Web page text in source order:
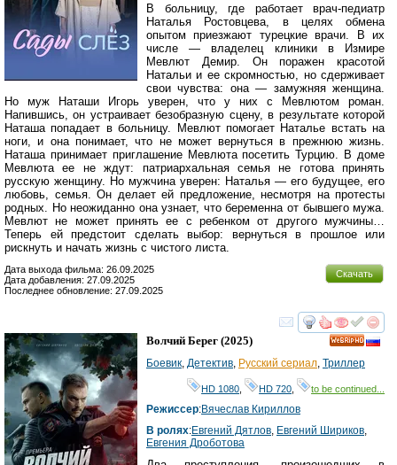
В больницу, где работает врач-педиатр
Наталья Ростовцева, в целях обмена
опытом приезжают турецкие врачи. В их
числе — владелец клиники в Измире
Мевлют Демир. Он поражен красотой
Натальи и ее скромностью, но сдерживает
свои чувства: она — замужняя женщина.
Но муж Наташи Игорь уверен, что у них с Мевлютом роман.
Напившись, он устраивает безобразную сцену, в результате которой
Наташа попадает в больницу. Мевлют помогает Наталье встать на
ноги, и она понимает, что не может вернуться в прежнюю жизнь.
Наташа принимает приглашение Мевлюта посетить Турцию. В доме
Мевлюта ее не ждут: патриархальная семья не готова принять
русскую женщину. Но мужчина уверен: Наталья — его будущее, его
любовь, семья. Он делает ей предложение, несмотря на протесты
родных. Но неожиданно она узнает, что беременна от бывшего мужа.
Мевлют не может принять ее с ребенком от другого мужчины…
Теперь ей предстоит сделать выбор: вернуться в прошлое или
рискнуть и начать жизнь с чистого листа.
Скачать
Дата выхода фильма: 26.09.2025
Дата добавления: 27.09.2025
Последнее обновление: 27.09.2025
смотреть
Волчий Берег (2025)
Боевик Детектив Русский сериал Триллер
HD 1080 HD 720 to be continued...
Режиссер:Вячеслав Кириллов
В ролях:Евгений Дятлов Евгений Шириков
Евгения Дроботова